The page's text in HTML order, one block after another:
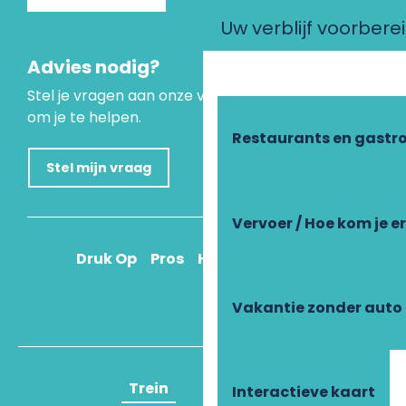
Uw verblijf
Restaurants en
Vervoer / Hoe kom je
Vakantie zonder auto
Interactieve kaart
Advies nodig?
Stel je vragen aan onze virtuele assistent, die er is
om je te helpen.
Stel mijn vraag
Druk Op Pros Hoe kom ik daar?
Trein Vliegtuig